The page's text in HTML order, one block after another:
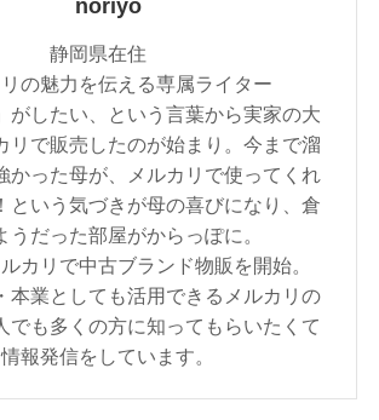
noriyo
静岡県在住
リの魅力を伝える専属ライター
がしたい、という言葉から実家の大
リで販売したのが始まり。今まで溜
かった母が、メルカリで使ってくれ
という気づきが母の喜びになり、倉
うだった部屋がからっぽに。
カリで中古ブランド物販を開始。
本業としても活用できるメルカリの
でも多くの方に知ってもらいたくて
情報発信をしています。